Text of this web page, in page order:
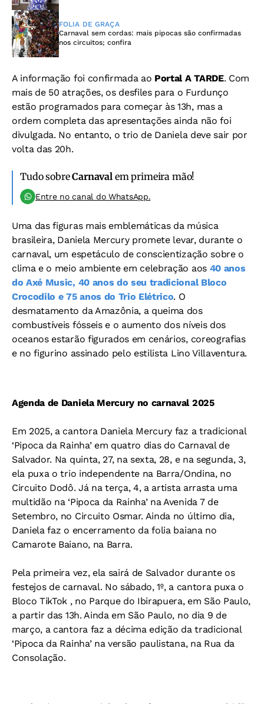
FOLIA DE GRAÇA
Carnaval sem cordas: mais pipocas são confirmadas
nos circuitos; confira
A informação foi confirmada ao Portal A TARDE. Com
mais de 50 atrações, os desfiles para o Furdunço
estão programados para começar às 13h, mas a
ordem completa das apresentações ainda não foi
divulgada. No entanto, o trio de Daniela deve sair por
volta das 20h.
Tudo sobreCarnavalem primeira mão!
Entre no canal do WhatsApp.
Uma das figuras mais emblemáticas da música
brasileira, Daniela Mercury promete levar, durante o
carnaval, um espetáculo de conscientização sobre o
clima e o meio ambiente em celebração aos 40 anos
do Axé Music, 40 anos do seu tradicional Bloco
Crocodilo e 75 anos do Trio Elétrico. O
desmatamento da Amazônia, a queima dos
combustíveis fósseis e o aumento dos níveis dos
oceanos estarão figurados em cenários, coreografias
e no figurino assinado pelo estilista Lino Villaventura.
Agenda de Daniela Mercury no carnaval 2025
Em 2025, a cantora Daniela Mercury faz a tradicional
‘Pipoca da Rainha’ em quatro dias do Carnaval de
Salvador. Na quinta, 27, na sexta, 28, e na segunda, 3,
ela puxa o trio independente na Barra/Ondina, no
Circuito Dodô. Já na terça, 4, a artista arrasta uma
multidão na ‘Pipoca da Rainha’ na Avenida 7 de
Setembro, no Circuito Osmar. Ainda no último dia,
Daniela faz o encerramento da folia baiana no
Camarote Baiano, na Barra.
Pela primeira vez, ela sairá de Salvador durante os
festejos de carnaval. No sábado, 1º, a cantora puxa o
Bloco TikTok , no Parque do Ibirapuera, em São Paulo,
a partir das 13h. Ainda em São Paulo, no dia 9 de
março, a cantora faz a décima edição da tradicional
‘Pipoca da Rainha’ na versão paulistana, na Rua da
Consolação.